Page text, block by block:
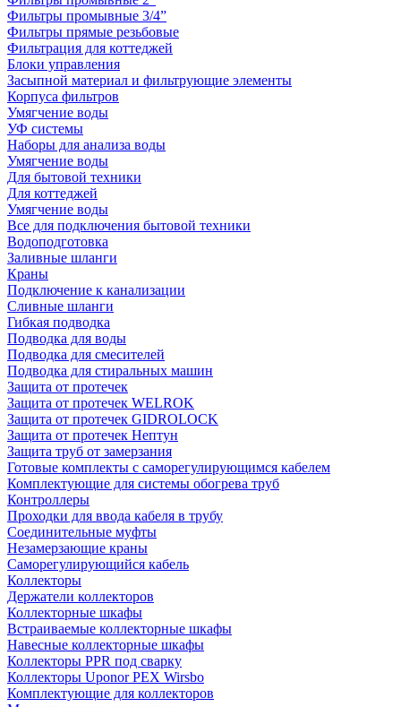
Фильтры промывные 3/4”
Фильтры прямые резьбовые
Фильтрация для коттеджей
Блоки управления
Засыпной материал и фильтрующие элементы
Корпуса фильтров
Умягчение воды
УФ системы
Наборы для анализа воды
Умягчение воды
Для бытовой техники
Для коттеджей
Умягчение воды
Все для подключения бытовой техники
Водоподготовка
Заливные шланги
Краны
Подключение к канализации
Сливные шланги
Гибкая подводка
Подводка для воды
Подводка для смесителей
Подводка для стиральных машин
Защита от протечек
Защита от протечек WELROK
Защита от протечек GIDROLOCK
Защита от протечек Нептун
Защита труб от замерзания
Готовые комплекты с саморегулирующимся кабелем
Комплектующие для системы обогрева труб
Контроллеры
Проходки для ввода кабеля в трубу
Соединительные муфты
Незамерзающие краны
Саморегулирующийся кабель
Коллекторы
Держатели коллекторов
Коллекторные шкафы
Встраиваемые коллекторные шкафы
Навесные коллекторные шкафы
Коллекторы PPR под сварку
Коллекторы Uponor PEX Wirsbo
Комплектующие для коллекторов